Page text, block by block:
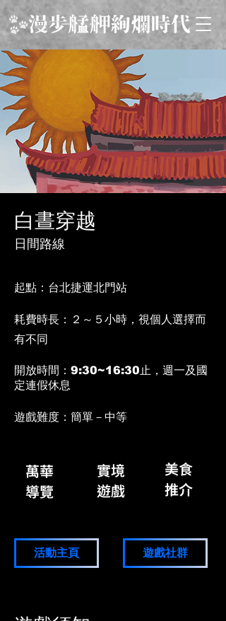
​白晝穿越
日間路線
​起點：台北捷運北門站
耗費時長：２～５小時，視個人選擇而
有不同
​開放時間： 9:30~16:30止，週一及國
定連假休息
遊戲難度：簡單－中等
​萬華
導覽
實境
​遊戲
美食
​推介
活動主頁 遊戲社群